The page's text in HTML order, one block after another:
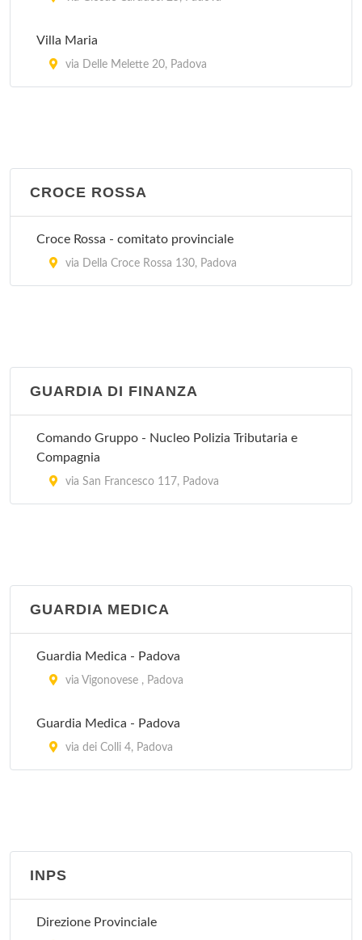
Villa Maria
via Delle Melette 20, Padova
CROCE ROSSA
Croce Rossa - comitato provinciale
via Della Croce Rossa 130, Padova
GUARDIA DI FINANZA
Comando Gruppo - Nucleo Polizia Tributaria e
Compagnia
via San Francesco 117, Padova
GUARDIA MEDICA
Guardia Medica - Padova
via Vigonovese , Padova
Guardia Medica - Padova
via dei Colli 4, Padova
INPS
Direzione Provinciale